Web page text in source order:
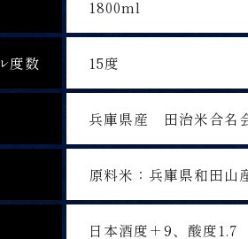
1800ml
度数 15度
兵庫県産 田治米合名
原料米：兵庫県和田
日本酒度＋9、酸度1.7